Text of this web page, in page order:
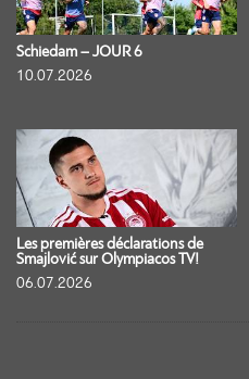
Schiedam – JOUR 6
10.07.2026
Les premières déclarations de
Smajlović sur Olympiacos TV!
06.07.2026